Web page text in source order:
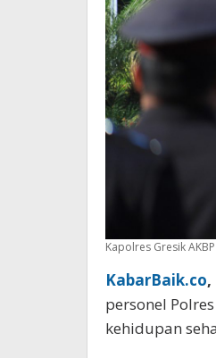
Kapolres Gresik
KabarBaik.co,
personel
kehidupan